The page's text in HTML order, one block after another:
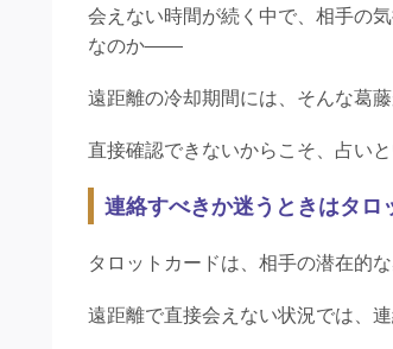
会えない時間が続く中で、相手の
なのか――
遠距離の冷却期間には、そんな葛藤
直接確認できないからこそ、占い
連絡すべきか迷うときはタロ
タロットカードは、相手の潜在的
遠距離で直接会えない状況では、